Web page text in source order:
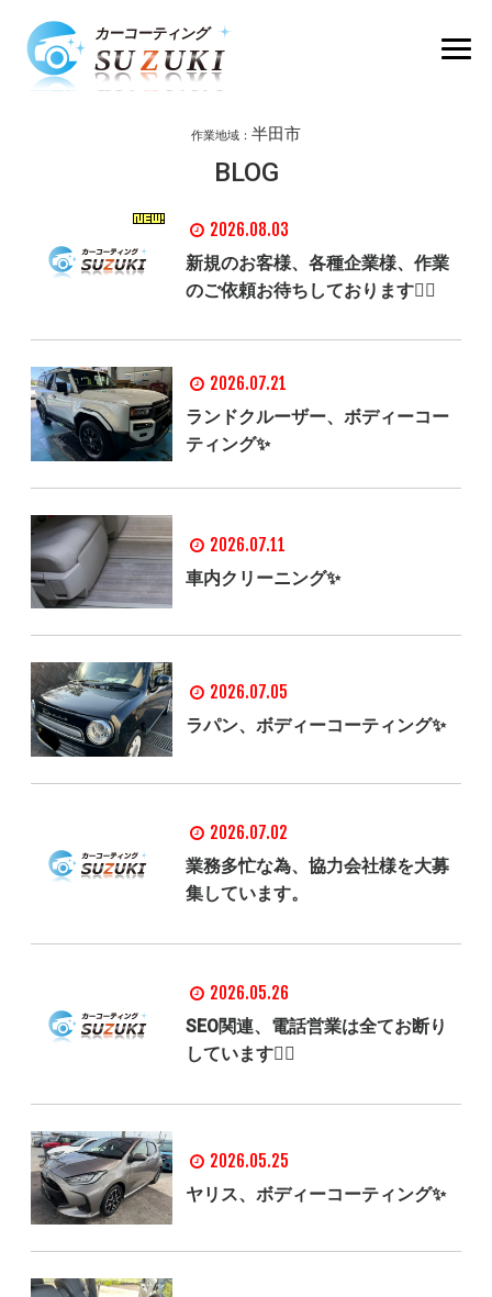
作業地域： 半田市
BLOG
2026.08.03
新規のお客様、各種企業様、作業
のご依頼お待ちしております🙇‍♂️
2026.07.21
ランドクルーザー、ボディーコー
ティング✨
2026.07.11
車内クリーニング✨
2026.07.05
ラパン、ボディーコーティング✨
2026.07.02
業務多忙な為、協力会社様を大募
集しています。
2026.05.26
SEO関連、電話営業は全てお断り
しています🙅‍♂️
2026.05.25
ヤリス、ボディーコーティング✨